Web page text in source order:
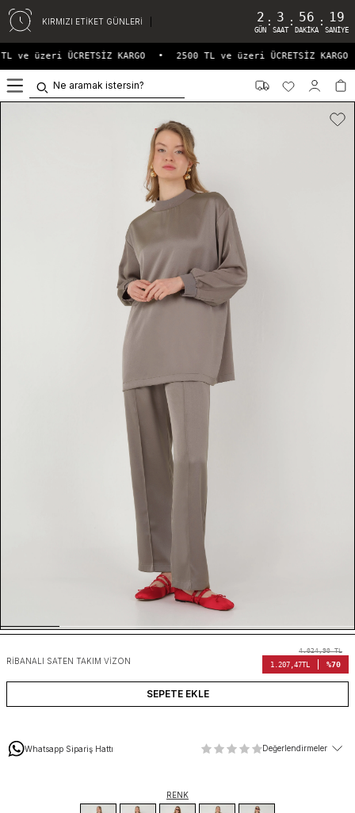
KIRMIZI ETİKET GÜNLERİ 2
GÜN
: 3
SAAT
: 56
DAKIKA
: 19
SANIYE
ve üzeri ÜCRETSİZ KARGO • 2500 TL ve üzeri ÜCRETSİZ KARGO
RIBANALI SATEN TAKIM VIZON
4.024,90TL
1.207,47TL %70
SEPETE EKLE
Whatsapp Sipariş Hattı Değerlendirmeler
RENK